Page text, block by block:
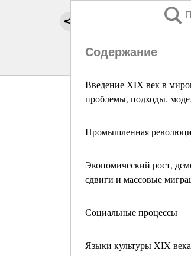
Содержание
Введение XIX век в
проблемы, подходы,
Промышленная
Экономический рост,
сдвиги и массовые
Социальные процессы
Языки культуры XIX века